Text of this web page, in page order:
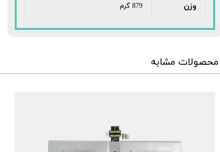
وزن 879 گرم
محصولات مشابه